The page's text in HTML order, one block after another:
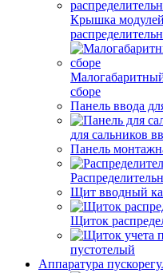
Крышка
сборе
Панель ввода
для сальников
Панель
Щит вводный
Щиток
пустотелый
Аппаратура